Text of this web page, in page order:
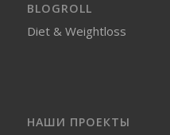
BLOGROLL
Diet & Weightloss
НАШИ ПРОЕКТЫ